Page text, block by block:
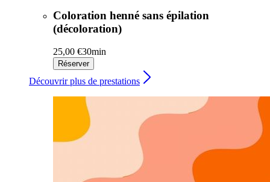
Coloration henné sans épilation
(décoloration)
25,00 €30min
Réserver
Découvrir plus de prestations